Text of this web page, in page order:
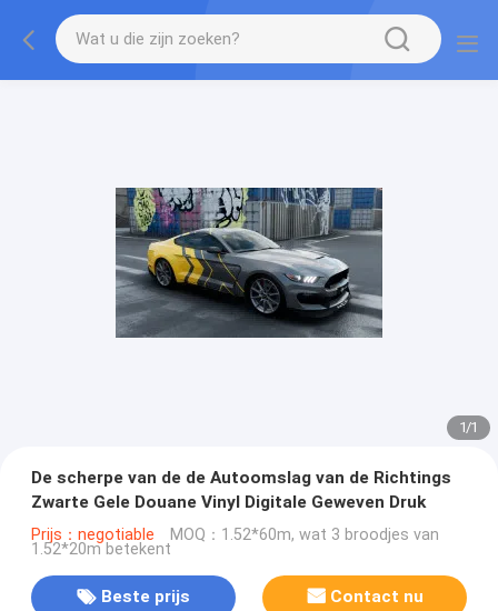
1/1
De scherpe van de de Autoomslag van de Richtings
Zwarte Gele Douane Vinyl Digitale Geweven Druk
Prijs：negotiable MOQ：1.52*60m, wat 3 broodjes van
1.52*20m betekent
Beste prijs Contact nu